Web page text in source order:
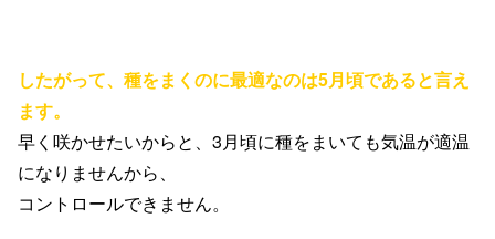
したがって、 種をまくのに最適なのは5月頃であると言え
ます。
早く咲かせたいからと、 3月頃に種をまいても気温が適温
になりませんから、
コントロールできません。